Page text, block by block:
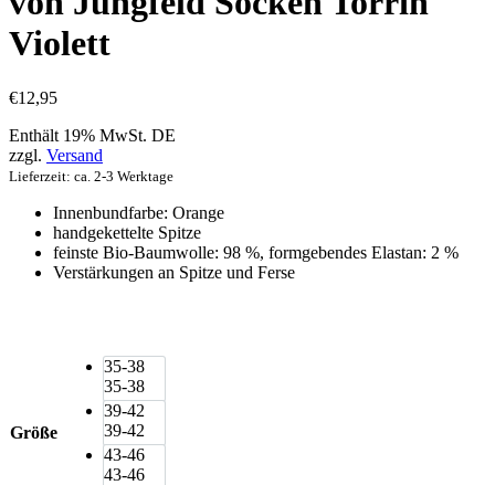
Violett
€12,95
Enthält 19% MwSt. DE
zzgl. Versand
Lieferzeit: ca. 2-3 Werktage
Innenbundfarbe: Orange
handgekettelte Spitze
feinste Bio-Baumwolle: 98 %, formgebendes Elastan: 2 %
Verstärkungen an Spitze und Ferse
Größe
35-38
35-38
39-42
39-42
43-46
43-46